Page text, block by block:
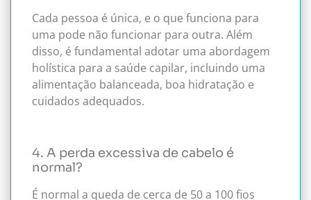
Cada pessoa é única, e o que funciona para
uma pode não funcionar para outra. Além
disso, é fundamental adotar uma abordagem
holística para a saúde capilar, incluindo uma
alimentação balanceada, boa hidratação e
cuidados adequados.
4. A perda excessiva de cabelo é
normal?
É normal a queda de cerca de 50 a 100 fios